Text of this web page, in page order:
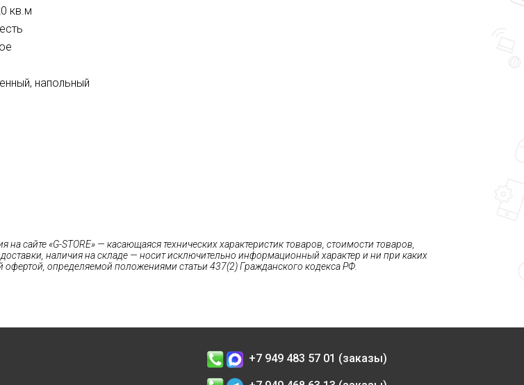
кв.м
есть
напольный
сайте «G-STORE» — касающаяся технических характеристик товаров, стоимости товаров,
наличия на складе — носит исключительно информационный характер и ни при каких
офертой, определяемой положениями статьи 437(2) Гражданского кодекса РФ.
+7 949 483 57 01 (заказы)